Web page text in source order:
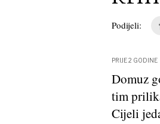
Podijeli:
PRIJE 2 GODINE
Domuz
tim
Cijeli